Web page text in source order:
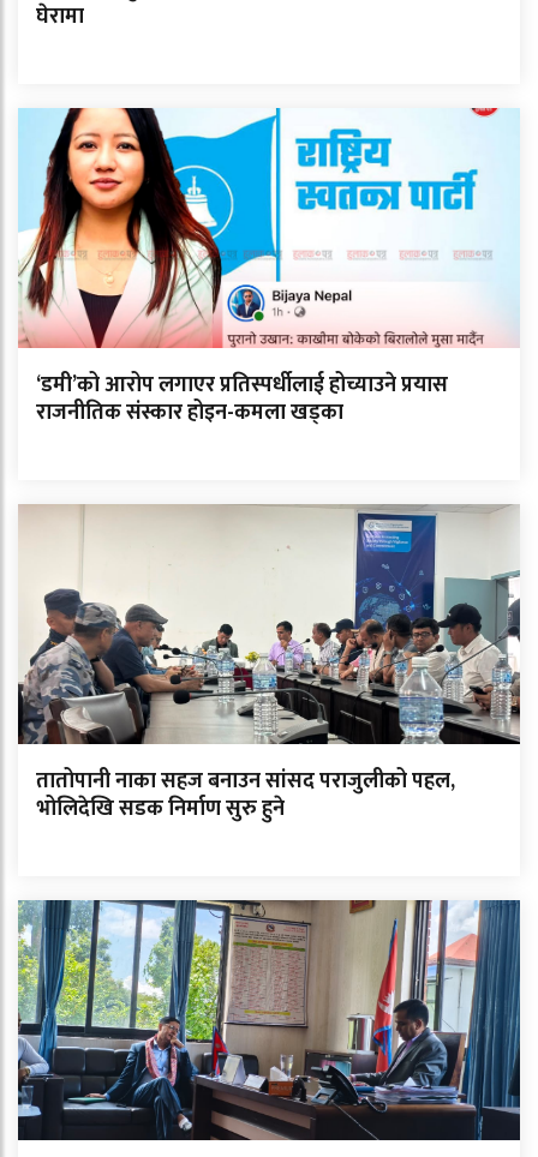
घेरामा
‘डमी’को आरोप लगाएर प्रतिस्पर्धीलाई होच्याउने प्रयास
राजनीतिक संस्कार होइन-कमला खड्का
तातोपानी नाका सहज बनाउन सांसद पराजुलीको पहल,
भोलिदेखि सडक निर्माण सुरु हुने